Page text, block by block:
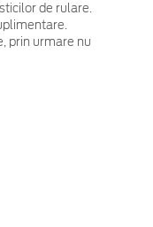
de rulare.
prin urmare nu